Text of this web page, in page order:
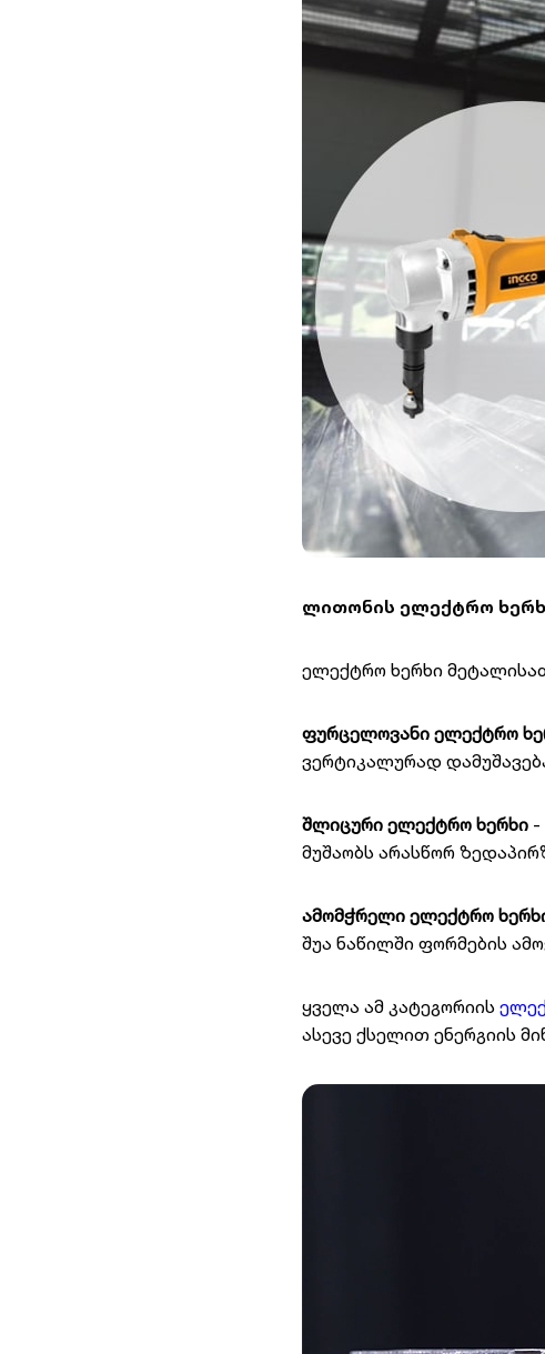
ლითონის ელექტრო
ელექტრო ხერხი
ფურცელოვანი ელექტრო
ვერტიკალურად
შლიცური ელექტრო ხერხი -
მუშაობს არასწორ
ამომჭრელი ელექტრო
შუა ნაწილში ფორმების
ყველა ამ კატეგორიის
ასევე ქსელით ენერგიის